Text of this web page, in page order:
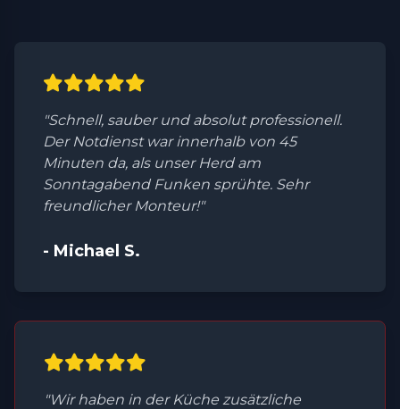
"Schnell, sauber und absolut professionell.
Der Notdienst war innerhalb von 45
Minuten da, als unser Herd am
Sonntagabend Funken sprühte. Sehr
freundlicher Monteur!"
- Michael S.
"Wir haben in der Küche zusätzliche